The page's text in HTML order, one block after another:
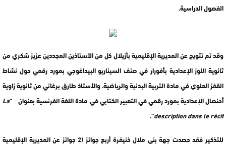
الفصول الدراسية.
وقد تم تتويج عن المديرية الإقليمية بأزيلال كل من الأستاذين المجددين عزيز شكري من
ثانوية اللوز الإعدادية بأفورار في صنف السيناريو البيداغوجي بمورد رقمي حول نشاط
القفز العلوي في مادة التربية البدنية والرياضية، والأستاذ طارق برغاني من ثانوية زاوية
أحنصال الإعدادية بمورد رقمي في التعبير الكتابي في مادة اللغة الفرنسية بعنوان “La
description dans le récit
”.
للتذكير فقد حصدت جهة بني ملال خنيفرة أربع جوائز (2 جوائز عن المديرية الإقليمية